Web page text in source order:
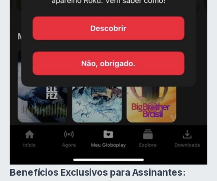
Benefícios Exclusivos para Assinantes: